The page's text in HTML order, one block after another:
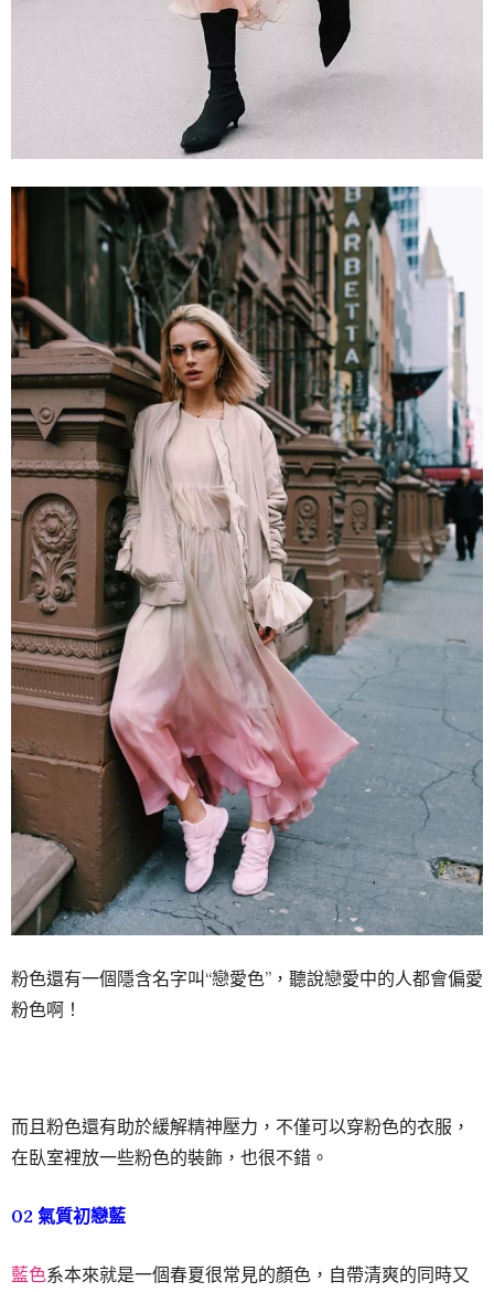
粉色還有一個隱含名字叫“戀愛色”，聽說戀愛中的人都會偏愛
粉色啊！
而且粉色還有助於緩解精神壓力，不僅可以穿粉色的衣服，
在臥室裡放一些粉色的裝飾，也很不錯。
02 氣質初戀藍
藍色系本來就是一個春夏很常見的顏色，自帶清爽的同時又